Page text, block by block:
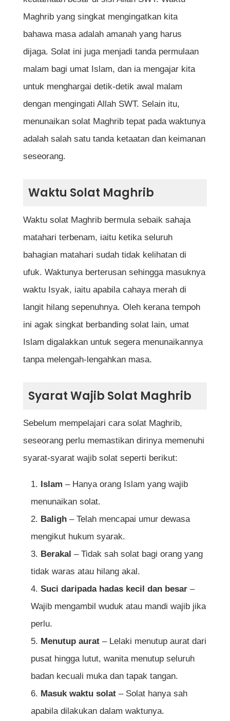
7. Iktidal
9. Duduk Antara Dua Sujud
10. Sujud Kedua
12. Tahiyat Awal
13. Rakaat Ketiga
14. Tahiyat Akhir
15. Memberi Salam
Perkara Sunat dalam Solat Maghrib
Jadual Ringkas Waktu dan Bilangan
Rakaat Solat Maghrib
Panduan Lengkap Solat Maghrib Secara
Video
Kesimpulan
Soalan Lazim (FAQ)
Maghrib?
Bolehkah solat Maghrib dilakukan secara
berjemaah?
Apakah waktu akhir solat Maghrib?
Apakah bacaan selepas solat Maghrib
yang digalakkan?
Rujukan
Maghrib yang singkat mengingatkan kita
bahawa masa adalah amanah yang harus
dijaga. Solat ini juga menjadi tanda permulaan
malam bagi umat Islam, dan ia mengajar kita
untuk menghargai detik-detik awal malam
dengan mengingati Allah SWT. Selain itu,
menunaikan solat Maghrib tepat pada waktunya
adalah salah satu tanda ketaatan dan keimanan
seseorang.
Waktu Solat Maghrib
Waktu solat Maghrib bermula sebaik sahaja
matahari terbenam, iaitu ketika seluruh
bahagian matahari sudah tidak kelihatan di
ufuk. Waktunya berterusan sehingga masuknya
waktu Isyak, iaitu apabila cahaya merah di
langit hilang sepenuhnya. Oleh kerana tempoh
ini agak singkat berbanding solat lain, umat
Islam digalakkan untuk segera menunaikannya
tanpa melengah-lengahkan masa.
Syarat Wajib Solat Maghrib
Sebelum mempelajari cara solat Maghrib,
seseorang perlu memastikan dirinya memenuhi
syarat-syarat wajib solat seperti berikut:
Islam – Hanya orang Islam yang wajib
menunaikan solat.
Baligh– Telah mencapai umur dewasa
mengikut hukum syarak.
Berakal – Tidak sah solat bagi orang yang
tidak waras atau hilang akal.
Suci daripada hadas kecil dan besar–
Wajib mengambil wuduk atau mandi wajib jika
perlu.
Menutup aurat– Lelaki menutup aurat dari
pusat hingga lutut, wanita menutup seluruh
badan kecuali muka dan tapak tangan.
Masuk waktu solat– Solat hanya sah
apabila dilakukan dalam waktunya.